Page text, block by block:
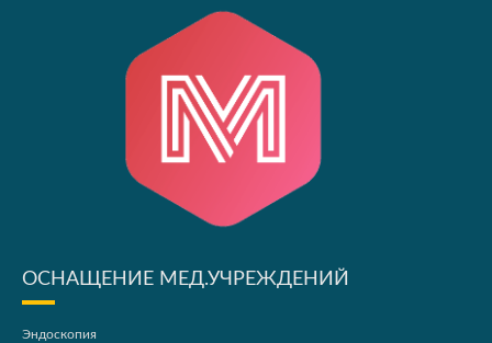
ОСНАЩЕНИЕ МЕД.УЧРЕЖДЕНИЙ
Эндоскопия